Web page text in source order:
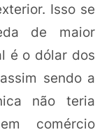
Isso se
de maior
é o dólar dos
sendo a
não teria
comércio